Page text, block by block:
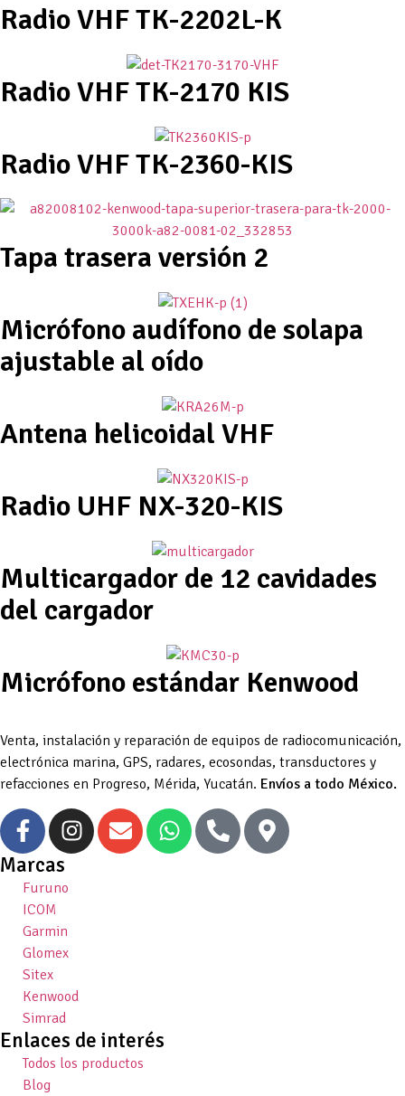
Radio VHF TK-2202L-K
Radio VHF TK-2170 KIS
Radio VHF TK-2360-KIS
Tapa trasera versión 2
Micrófono audífono de solapa
ajustable al oído
Antena helicoidal VHF
Radio UHF NX-320-KIS
Multicargador de 12 cavidades
del cargador
Micrófono estándar Kenwood
Venta, instalación y reparación de equipos de radiocomunicación,
electrónica marina, GPS, radares, ecosondas, transductores y
refacciones en Progreso, Mérida, Yucatán. Envíos a todo México.
Marcas
Furuno
ICOM
Garmin
Glomex
Sitex
Kenwood
Simrad
Enlaces de interés
Todos los productos
Blog